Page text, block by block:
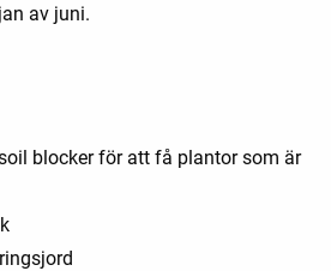
av juni.
blocker för att få plantor som är